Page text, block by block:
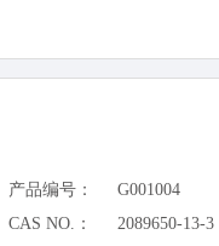
产品编号：
G001004
CAS NO.：
2089650-13-3